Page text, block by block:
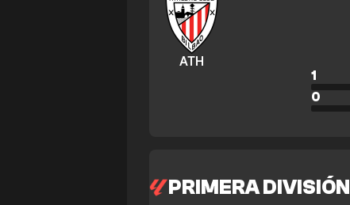
ATH
1
0
PRIMERA DIVISIÓN